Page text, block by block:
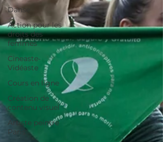
Danse
Action pour les
droits des
femmes
Cineaste-
Vidéaste
Cours en ligne
Création de
contenu visuel
Artiste peintre
Paris